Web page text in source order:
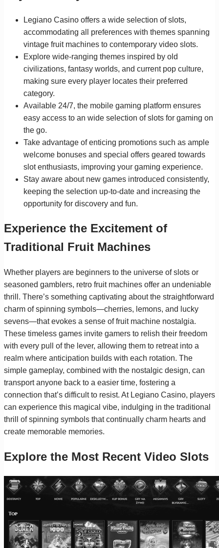
Legiano Casino offers a wide selection of slots,
accommodating all preferences with themes spanning
vintage fruit machines to contemporary video slots.
Explore wide-ranging themes inspired by old
civilizations, fantasy worlds, and current pop culture,
making sure every player locates their preferred
category.
Available 24/7, the mobile gaming platform ensures
easy access to an wide selection of slots for gaming on
the go.
Take advantage of enticing promotions such as ample
welcome bonuses and special offers geared towards
slot enthusiasts, improving your gaming experience.
Stay aware about new games introduced consistently,
keeping the selection up-to-date and increasing the
opportunity for discovery and fun.
Experience the Excitement of
Traditional Fruit Machines
Whether players are beginners to the universe of slots or
seasoned gamblers, retro fruit machines offer an undeniable
thrill. There’s something captivating about the straightforward
charm of spinning symbols—cherries, lemons, and lucky
sevens—that evokes a sense of fruit machine nostalgia.
These timeless games invite gamers to relish their freedom
with every pull of the lever, allowing them to retreat into a
realm where anticipation builds with each rotation. The
simple gameplay, combined with the nostalgic design, can
transport anyone back to a easier time, fostering a
connection that’s difficult to resist. At Legiano Casino, players
can experience this magical vibe, indulging in the traditional
thrill of spinning symbols that continually charm hearts and
create memorable memories.
Explore the Most Recent Video Slots